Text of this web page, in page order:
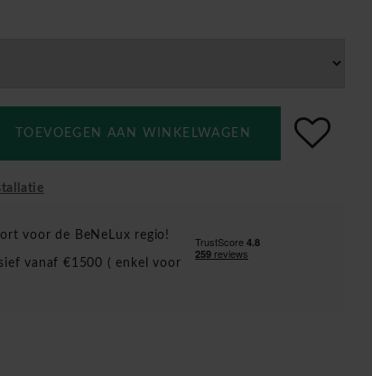
TOEVOEGEN AAN WINKELWAGEN
voor de BeNeLux regio!
vanaf €1500 ( enkel voor